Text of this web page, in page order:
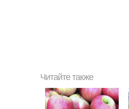
Читайте также